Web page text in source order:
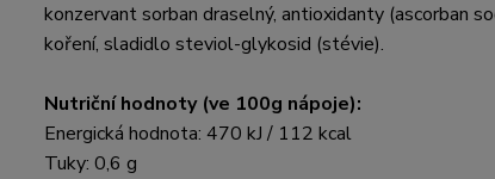
konzervant sorban draselný, antioxidanty (ascorban
koření, sladidlo steviol-glykosid (stévie).
Nutriční hodnoty (ve 100g nápoje):
Energická hodnota: 470 kJ / 112 kcal
Tuky: 0,6 g